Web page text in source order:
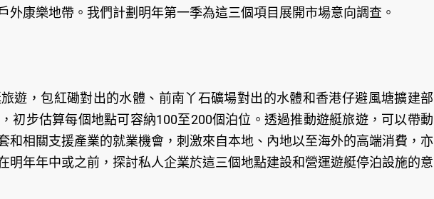
外康樂地帶。我們計劃明年第一季為這三個項目展開市場意向調查。
遊，包紅磡對出的水體、前南丫石礦場對出的水體和香港仔避風塘擴建部
初步估算每個地點可容納100至200個泊位。透過推動遊艇旅遊，可以帶動
和相關支援產業的就業機會，刺激來自本地、內地以至海外的高端消費，亦
明年年中或之前，探討私人企業於這三個地點建設和營運遊艇停泊設施的意